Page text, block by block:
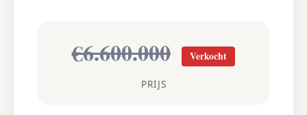
€6.600.000 Verkocht
PRIJS